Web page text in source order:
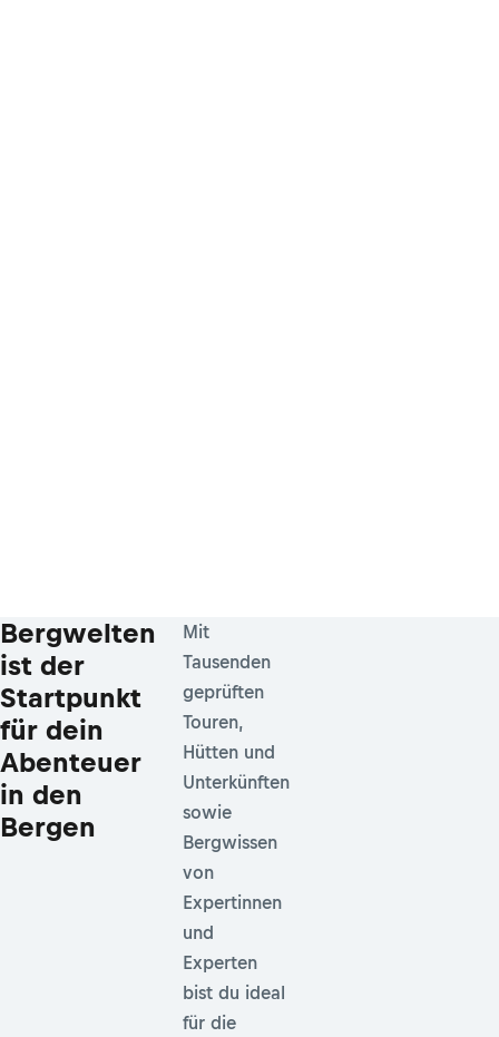
Bergwelten
ist der
Startpunkt
für dein
Abenteuer
in den
Bergen
Mit
Tausenden
geprüften
Touren,
Hütten und
Unterkünften
sowie
Bergwissen
von
Expertinnen
und
Experten
bist du ideal
für die